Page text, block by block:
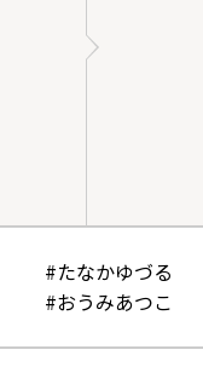
#たなかゆづる
#おうみあつこ